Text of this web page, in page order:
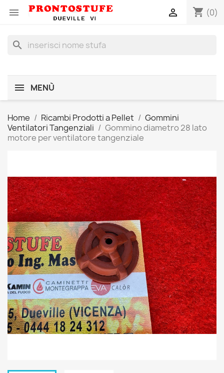
 shopping_cart (0)

search
MENÙ
Home Ricambi Prodotti a Pellet
Gommini
Ventilatori Tangenziali
Gommino diametro 28 lato
motore per ventilatore tangenziale